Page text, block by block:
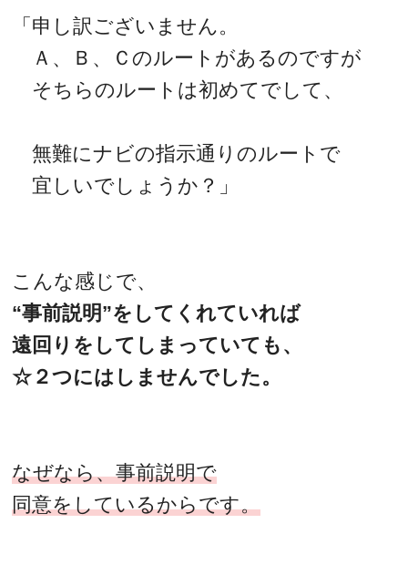
「申し訳ございません。
Ａ、Ｂ、Ｃのルートがあるのですが
そちらのルートは初めてでして、
無難にナビの指示通りのルートで
宜しいでしょうか？」
こんな感じで、
“事前説明”をしてくれていれば
遠回りをしてしまっていても、
☆２つにはしませんでした。
なぜなら、事前説明で
同意をしているからです。